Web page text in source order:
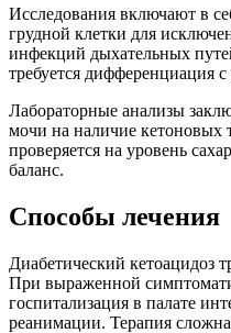
Исследования включают в
грудной клетки для
инфекций дыхательных
требуется дифференциация
Лабораторные анализы
мочи на наличие кетоновых
проверяется на уровень
баланс.
Способы лечения
Диабетический кетоацидоз
При выраженной
госпитализация в палате
реанимации. Терапия